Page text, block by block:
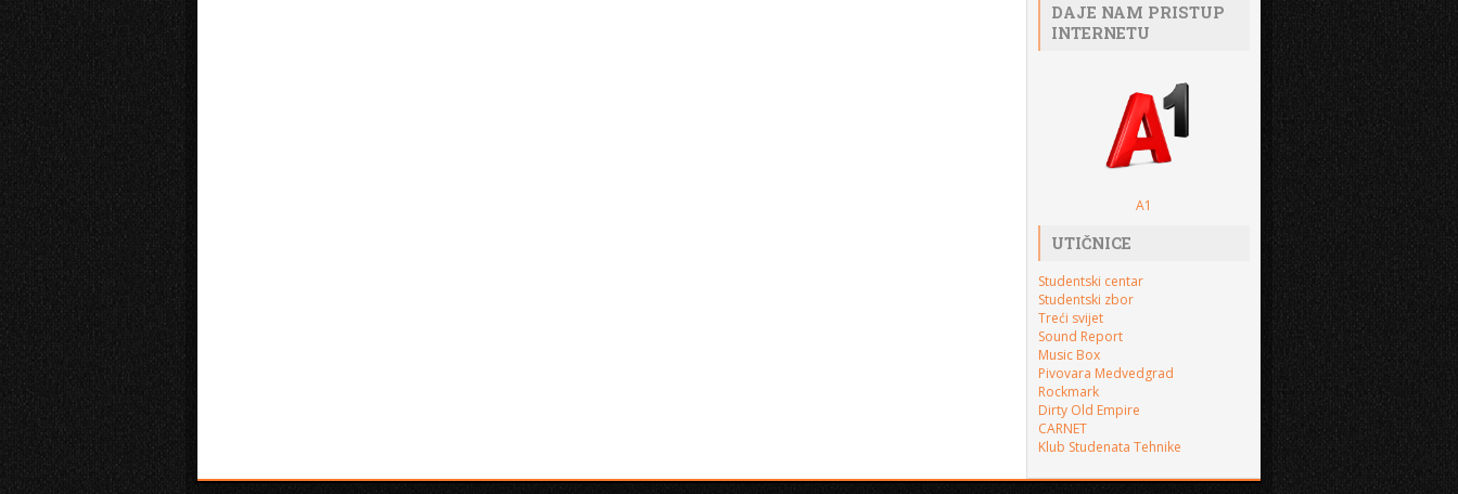
DAJE NAM PRISTUP
INTERNETU
A1
UTIČNICE
Studentski centar
Studentski zbor
Treći svijet
Sound Report
Music Box
Pivovara Medvedgrad
Rockmark
Dirty Old Empire
CARNET
Klub Studenata Tehnike